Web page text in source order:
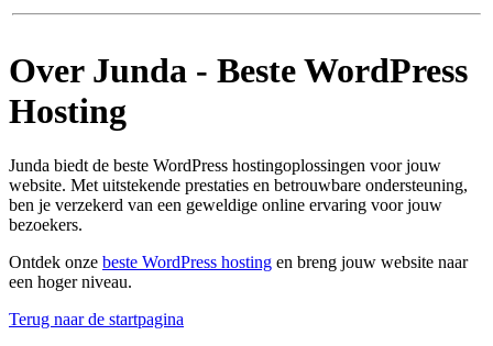
Over Junda - Beste WordPress
Hosting
Junda biedt de beste WordPress hostingoplossingen voor jouw
website. Met uitstekende prestaties en betrouwbare ondersteuning,
ben je verzekerd van een geweldige online ervaring voor jouw
bezoekers.
Ontdek onze beste WordPress hosting en breng jouw website naar
een hoger niveau.
Terug naar de startpagina